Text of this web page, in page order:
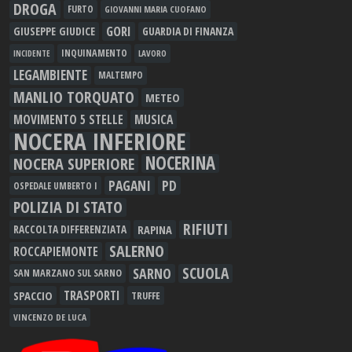
DROGA FURTO GIOVANNI MARIA CUOFANO
GIUSEPPE GIUDICE GORI GUARDIA DI FINANZA
INCIDENTE INQUINAMENTO LAVORO
LEGAMBIENTE MALTEMPO
MANLIO TORQUATO METEO
MOVIMENTO 5 STELLE MUSICA
NOCERA INFERIORE
NOCERA SUPERIORE NOCERINA
OSPEDALE UMBERTO I PAGANI PD
POLIZIA DI STATO
RACCOLTA DIFFERENZIATA RAPINA RIFIUTI
ROCCAPIEMONTE SALERNO
SAN MARZANO SUL SARNO SARNO SCUOLA
SPACCIO TRASPORTI TRUFFE
VINCENZO DE LUCA